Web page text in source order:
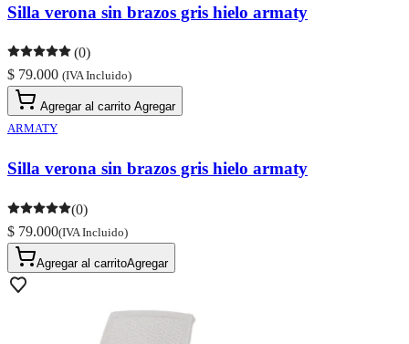
Silla verona sin brazos gris hielo armaty
(0)
$ 79.000 (IVA Incluido)
Agregar al carrito Agregar
ARMATY
Silla verona sin brazos gris hielo armaty
(0)
$ 79.000(IVA Incluido)
Agregar al carritoAgregar